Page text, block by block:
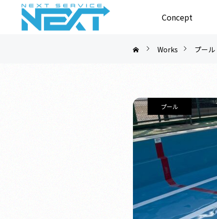
Concept
Works プール
プール